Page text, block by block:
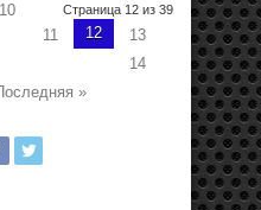
Страница 12 из 39
10
11
12
13
14
»